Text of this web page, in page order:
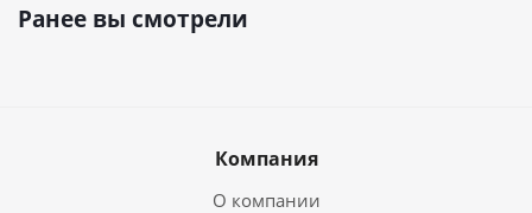
Ранее вы смотрели
Компания
О компании